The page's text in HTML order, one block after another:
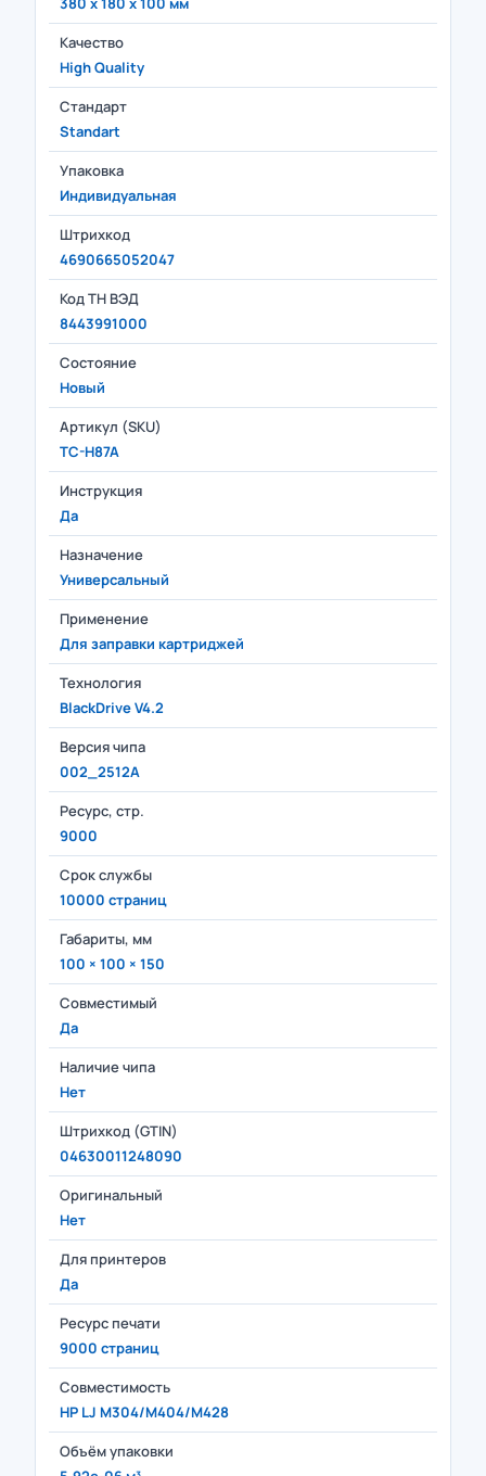
Качество
High Quality
Стандарт
Standart
Упаковка
Индивидуальная
Штрихкод
4690665052047
Код ТН ВЭД
8443991000
Состояние
Новый
Артикул (SKU)
TC-H87A
Инструкция
Да
Назначение
Универсальный
Применение
Для заправки картриджей
Технология
BlackDrive V4.2
Версия чипа
002_2512A
Ресурс, стр.
9000
Срок службы
10000 страниц
Габариты, мм
100 × 100 × 150
Совместимый
Да
Наличие чипа
Нет
Штрихкод (GTIN)
04630011248090
Оригинальный
Нет
Для принтеров
Да
Ресурс печати
9000 страниц
Совместимость
HP LJ M304/M404/M428
Объём упаковки